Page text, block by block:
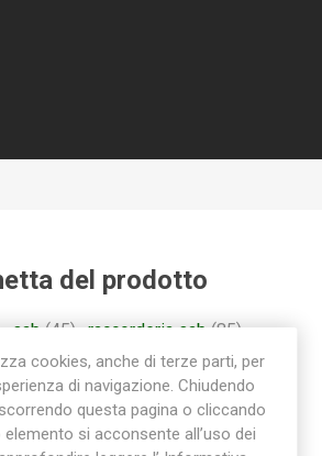
del prodotto
, sab (45), raccorderia sab (85),
(45), raccordo polietilene (36)
cookies, anche di terze parti, per
di navigazione. Chiudendo
questa pagina o cliccando
si acconsente all’uso dei